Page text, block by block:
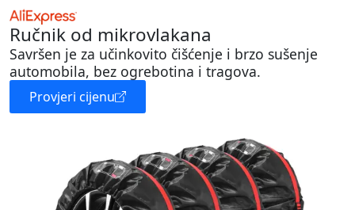
Ručnik od mikrovlakana
Savršen je za učinkovito čišćenje i brzo sušenje
automobila, bez ogrebotina i tragova.
Provjeri cijenu